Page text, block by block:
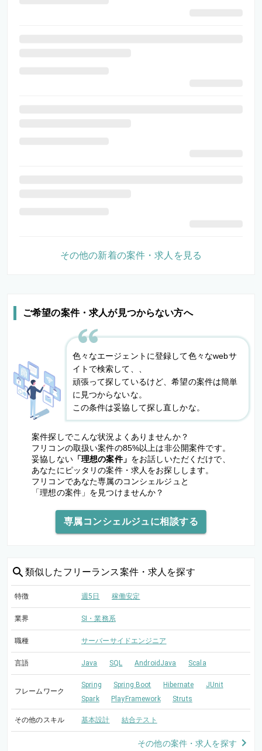
ご希望の案件・求人が見つからない方へ
色々なエージェントに登録して色々なwebサ
イトで検索して、、
頑張って探しているけど、希望の案件は簡単
に見つからないな。
この条件は妥協して探し直しかな。
案件探しでこんな状況よくありませんか？
フリコンの取扱い案件の85%以上は非公開案件です。
妥協しない「理想の案件」 をお話しいただくだけで、
あなたにピッタリの案件・求人をお探しします。
フリコンであなた専属のコンシェルジュと
「理想の案件」を見つけませんか？
専属コンシェルジュに相談する
類似した フリーランス案件・求人を探す
特徴 週5日 稼働安定
業界 SI・業務系
職種 サーバーサイドエンジニア
言語 Java SQL AndroidJava Scala
フレームワーク
Spring Spring Boot Hibernate
JUnit
Spark
PlayFramework Struts
その他のスキル 基本設計 結合テスト
その他の案件・求人を探す
その他の新着の案件・求人を見る